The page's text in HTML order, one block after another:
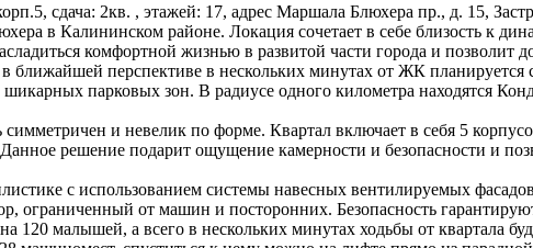
сдача: 2кв. , этажей: 17, адрес Маршала Блюхера пр., д. 15,
в Калининском районе. Локация сочетает в себе близость к
комфортной жизнью в развитой части города и позволит
перспективе в нескольких минутах от ЖК планируется
парковых зон. В радиусе одного километра находятся
и невелик по форме. Квартал включает в себя 5
решение подарит ощущение камерности и безопасности и
с использованием системы навесных вентилируемых
ограниченный от машин и посторонних. Безопасность
120 малышей, а всего в нескольких минутах ходьбы от квартала